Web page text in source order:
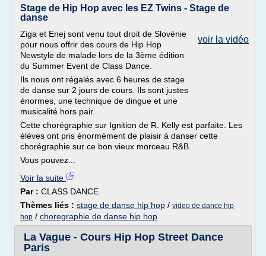
Stage de Hip Hop avec les EZ Twins - Stage de
danse
voir la vidéo
Ziga et Enej sont venu tout droit de Slovénie
pour nous offrir des cours de Hip Hop
Newstyle de malade lors de la 3ème édition
du Summer Event de Class Dance.
Ils nous ont régalés avec 6 heures de stage
de danse sur 2 jours de cours. Ils sont justes
énormes, une technique de dingue et une
musicalité hors pair.
Cette chorégraphie sur Ignition de R. Kelly est parfaite. Les
élèves ont pris énormément de plaisir à danser cette
chorégraphie sur ce bon vieux morceau R&B.
Vous pouvez...
Voir la suite
Par : CLASS DANCE
Thèmes liés : stage de danse hip hop / video de dance hip
hop / choregraphie de danse hip hop
La Vague - Cours Hip Hop Street Dance
Paris